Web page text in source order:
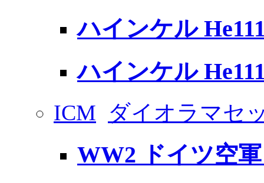
ハインケル
ハインケル
ICM ダイオラマセ
WW2 ドイツ空